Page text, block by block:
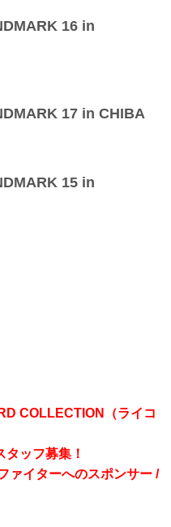
16 in
17 in CHIBA
15 in
COLLECTION（ライコ
ッフ募集！
ァイターへのスポンサー /